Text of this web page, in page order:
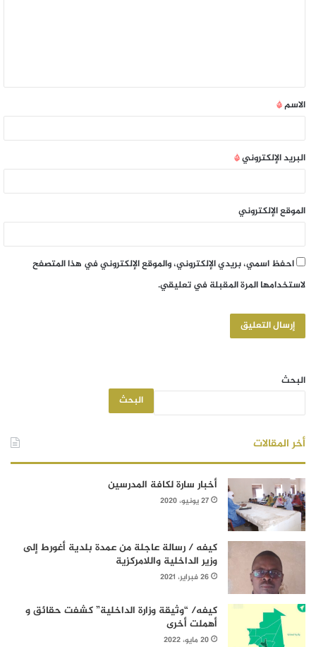
الاسم*
البريد الإلكتروني*
الموقع الإلكتروني
احفظ اسمي، بريدي الإلكتروني، والموقع الإلكتروني في هذا المتصفح
لاستخدامها المرة المقبلة في تعليقي.
البحث
البحث
أخر المقالات
أخبار سارة لكافة المدرسين
27 يونيو، 2020
كيفه / رسالة عاجلة من عمدة بلدية أغورط إلى
وزير الداخلية واللامركزية
26 فبراير، 2021
كيفه/ “وثيقة وزارة الداخلية” كشفت حقائق و
أهملت أخرى
20 مايو، 2022